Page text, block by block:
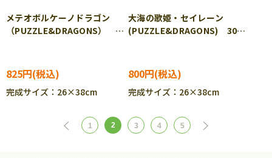
メテオボルケーノドラゴン
（PUZZLE&DRAGONS）
825円
完成サイズ：26×38cm
大海の歌姫・セイレーン
(PUZZLE&DRAGONS) 300
800円
完成サイズ：26×38cm
1 2 3 4 5